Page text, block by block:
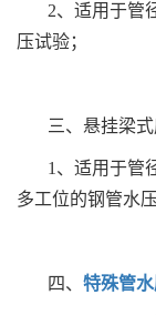
2、适用于管
压试验；
三、悬挂梁
1、适用于管
多工位的钢管水压
四、 特殊管